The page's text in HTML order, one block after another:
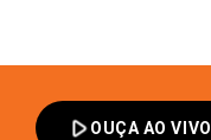
play_arrowOUÇA AO VIVO